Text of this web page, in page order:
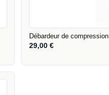
Débardeur de compression
29,00 €